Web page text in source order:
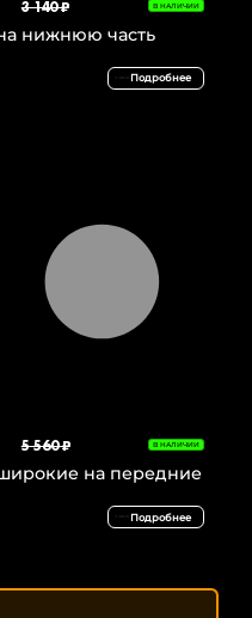
3 140 ₽ В НАЛИЧИИ
нижнюю часть
Подробнее
5 560 ₽ В НАЛИЧИИ
на передние
Подробнее